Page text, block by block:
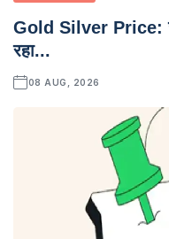
Gold Silver Price:
रहा...
08 AUG, 2026